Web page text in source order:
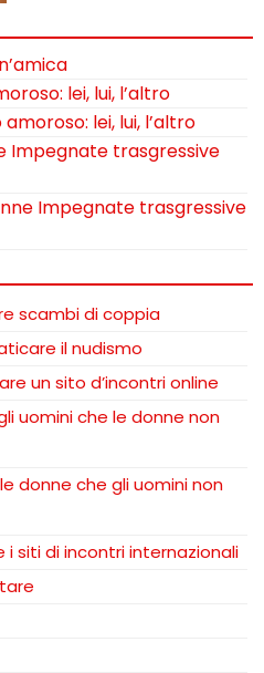
lei, lui, l’altro
lei, lui, l’altro
Impegnate trasgressive
Impegnate trasgressive
scambi di coppia
il nudismo
un sito d’incontri online
uomini che le donne non
donne che gli uomini non
i siti di incontri internazionali